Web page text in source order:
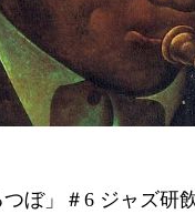
つぼ」＃6 ジャズ研